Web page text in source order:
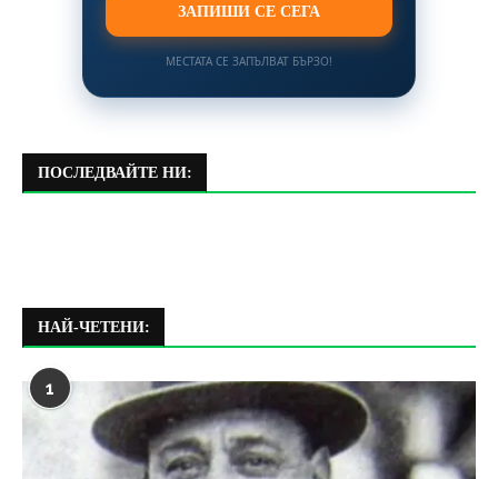
ЗАПИШИ СЕ СЕГА
МЕСТАТА СЕ ЗАПЪЛВАТ БЪРЗО!
ПОСЛЕДВАЙТЕ НИ:
НАЙ-ЧЕТЕНИ:
1